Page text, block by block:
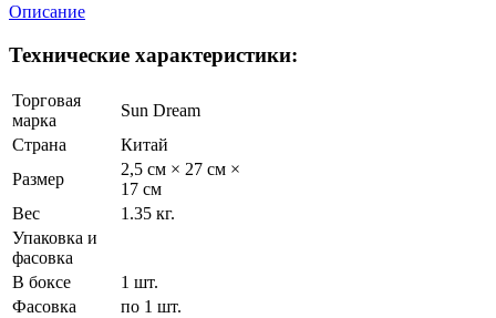
Описание
Технические характеристики:
Торговая
марка
Sun Dream
Страна
Китай
Размер
2,5 см × 27 см ×
17 см
Вес
1.35 кг.
Упаковка и
фасовка
В боксе
1 шт.
Фасовка
по 1 шт.